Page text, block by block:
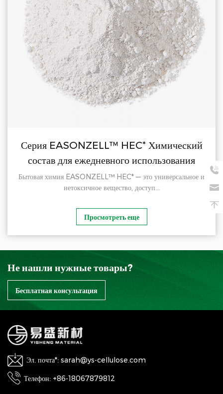
Серия EASONZELL™ HEC* Химический
состав для ежедневного использования
Бытовая химия EASONZELL™ HEC* — это универсальное и
нетоксичное вещество, доступ...
Просмотреть еще
Не нашли нужные товары?
Бесплатная консультация
Эл. почта*: sarah@ys-cellulose.com
Телефон: +86-18067879812